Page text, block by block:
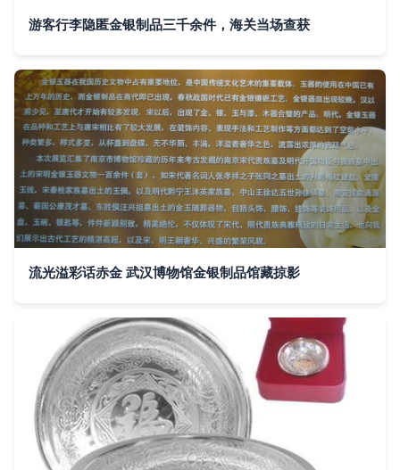
游客行李隐匿金银制品三千余件，海关当场查获
流光溢彩话赤金 武汉博物馆金银制品馆藏掠影